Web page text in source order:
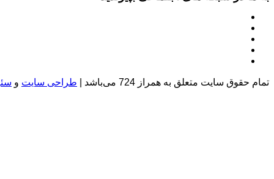
تمام حقوق سایت متعلق به همراز 724 می‌باشد | طراحی سایت و